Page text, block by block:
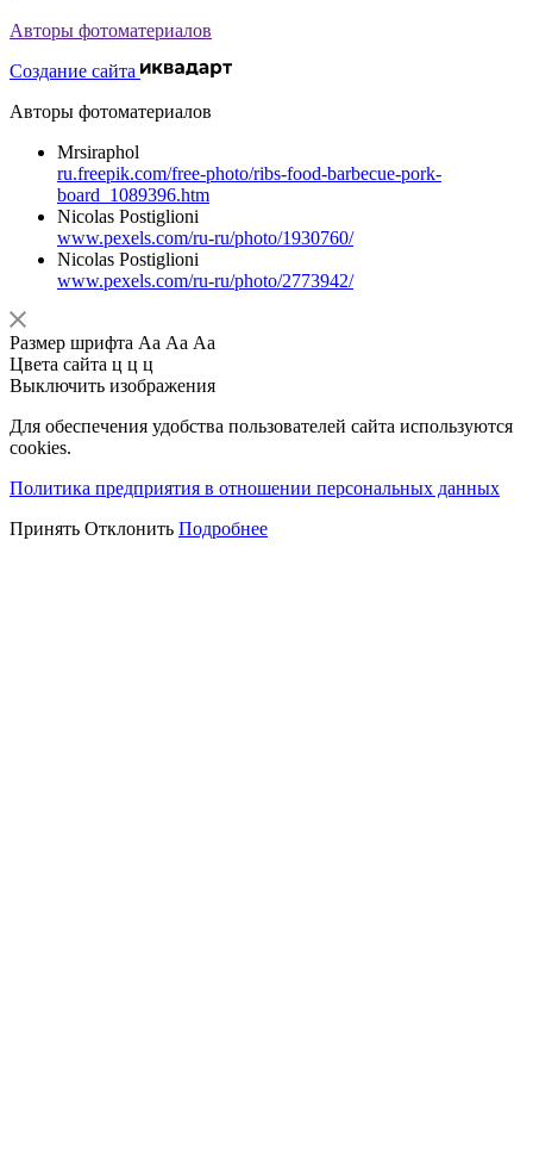
Авторы фотоматериалов
Создание сайта
Авторы фотоматериалов
Mrsiraphol
ru.freepik.com/free-photo/ribs-food-barbecue-pork-
board_1089396.htm
Nicolas Postiglioni
www.pexels.com/ru-ru/photo/1930760/
Nicolas Postiglioni
www.pexels.com/ru-ru/photo/2773942/
Размер шрифта Аа Аа Аа
Цвета сайта ц ц ц
Выключить изображения
Для обеспечения удобства пользователей сайта используются
cookies.
Политика предприятия в отношении персональных данных
Принять Отклонить Подробнее